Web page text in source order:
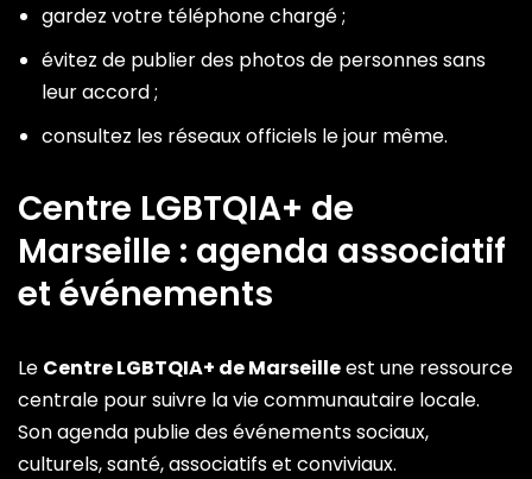
gardez votre téléphone chargé ;
évitez de publier des photos de personnes sans
leur accord ;
consultez les réseaux officiels le jour même.
Centre LGBTQIA+ de
Marseille : agenda associatif
et événements
Le Centre LGBTQIA+ de Marseilleest une ressource
centrale pour suivre la vie communautaire locale.
Son agenda publie des événements sociaux,
culturels, santé, associatifs et conviviaux.